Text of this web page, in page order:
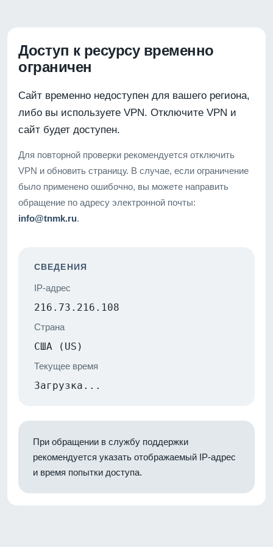
Доступ к ресурсу временно
ограничен
Сайт временно недоступен для вашего региона,
либо вы используете VPN. Отключите VPN и
сайт будет доступен.
Для повторной проверки рекомендуется отключить
VPN и обновить страницу. В случае, если ограничение
было применено ошибочно, вы можете направить
обращение по адресу электронной почты:
info@tnmk.ru.
СВЕДЕНИЯ
IP-адрес
216.73.216.108
Страна
США (US)
Текущее время
Загрузка...
При обращении в службу поддержки
рекомендуется указать отображаемый IP-адрес
и время попытки доступа.